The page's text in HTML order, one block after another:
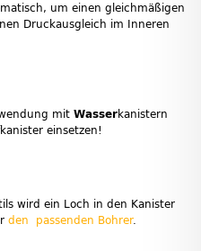
um einen gleichmäßigen
Druckausgleich im Inneren
mit Wasserkanistern
einsetzen!
wird ein Loch in den Kanister
den passenden Bohrer.